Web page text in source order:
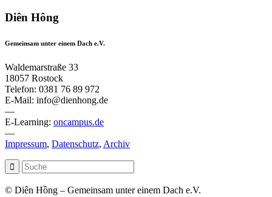
Diên Hông
Gemeinsam unter einem Dach e.V.
Waldemarstraße 33
18057 Rostock
Telefon: 0381 76 89 972
E-Mail: info@dienhong.de
—
E-Learning: oncampus.de
—
Impressum, Datenschutz, Archiv
© Diên Hồng – Gemeinsam unter einem Dach e.V.